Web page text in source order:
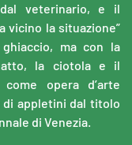
veterinario, e il
vicino la situazione”
ma con la
la ciotola e il
opera d’arte
di appletini dal titolo
di Venezia.